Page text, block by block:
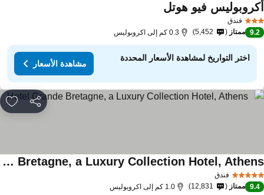
فندق
فيو هوتلمشاهدة الأسعار
9.2 ممتاز 5,452 0.3 كم إلى اكروبوليس
اختر التواريخ لمشاهدة الأسعار المحددة
مشاهدة الأسعار
مشاركة
فندق
Hotel Grande Bretagne, a Luxury Collection Hotel, Athens
الأسعار
9.4 ممتاز 12,831 1.0 كم إلى اكروبوليس